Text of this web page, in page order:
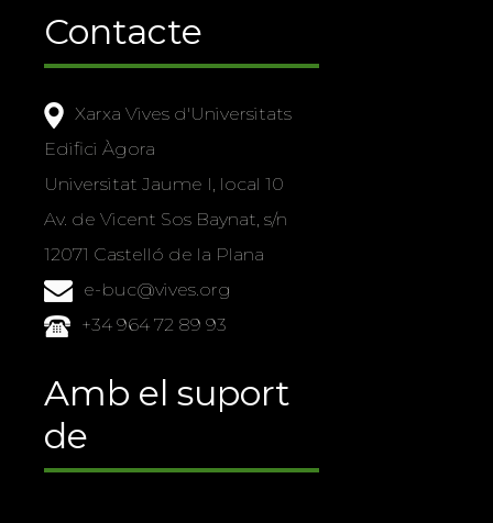
Contacte
Xarxa Vives d'Universitats
Edifici Àgora
Universitat Jaume I, local 10
Av. de Vicent Sos Baynat, s/n
12071 Castelló de la Plana
e-buc@vives.org
+34 964 72 89 93
Amb el suport
de